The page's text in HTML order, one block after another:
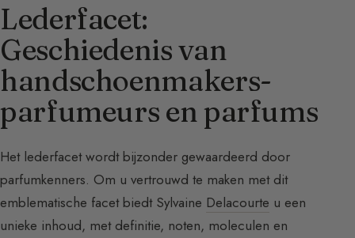
Lederfacet:
Geschiedenis van
handschoenmakers-
parfumeurs en parfums
Het lederfacet wordt bijzonder gewaardeerd door
parfumkenners. Om u vertrouwd te maken met dit
emblematische facet biedt Sylvaine Delacourte u een
unieke inhoud, met definitie, noten, moleculen en